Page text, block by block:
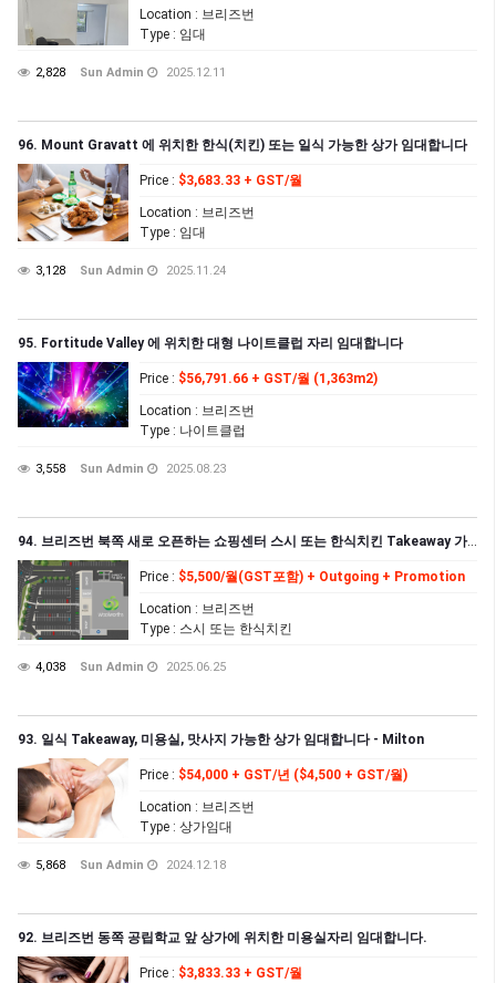
Location : 브리즈번
Type : 임대
2,828 Sun Admin 2025.12.11
96. Mount Gravatt 에 위치한 한식(치킨) 또는 일식 가능한 상가 임대합니다
Price : $3,683.33 + GST/월
Location : 브리즈번
Type : 임대
3,128 Sun Admin 2025.11.24
95. Fortitude Valley 에 위치한 대형 나이트클럽 자리 임대합니다
Price : $56,791.66 + GST/월 (1,363m2)
Location : 브리즈번
Type : 나이트클럽
3,558 Sun Admin 2025.08.23
94. 브리즈번 북쪽 새로 오픈하는 쇼핑센터 스시 또는 한식치킨 Takeaway 가능한 자리 임대합니다
Price : $5,500/월(GST포함) + Outgoing + Promotion
Location : 브리즈번
Type : 스시 또는 한식치킨
4,038 Sun Admin 2025.06.25
93. 일식 Takeaway, 미용실, 맛사지 가능한 상가 임대합니다 - Milton
Price : $54,000 + GST/년 ($4,500 + GST/월)
Location : 브리즈번
Type : 상가임대
5,868 Sun Admin 2024.12.18
92. 브리즈번 동쪽 공립학교 앞 상가에 위치한 미용실자리 임대합니다.
Price : $3,833.33 + GST/월